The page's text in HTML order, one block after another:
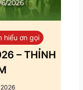
hiểu ơn gọi
– THỈNH
2026